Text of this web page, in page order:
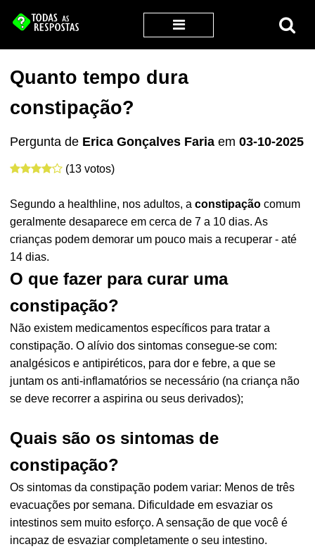
Quanto tempo dura
constipação?
Pergunta de Erica Gonçalves Faria em03-10-2025
(13 votos)
Segundo a healthline, nos adultos, aconstipação comum
geralmente desaparece em cerca de 7 a 10 dias. As
crianças podem demorar um pouco mais a recuperar - até
14 dias.
O que fazer para curar uma
constipação?
Não existem medicamentos específicos para tratar a
constipação. O alívio dos sintomas consegue-se com:
analgésicos e antipiréticos, para dor e febre, a que se
juntam os anti-inflamatórios se necessário (na criança não
se deve recorrer a aspirina ou seus derivados);
Quais são os sintomas de
constipação?
Os sintomas da constipação podem variar: Menos de três
evacuações por semana. Dificuldade em esvaziar os
intestinos sem muito esforço. A sensação de que você é
incapaz de esvaziar completamente o seu intestino.